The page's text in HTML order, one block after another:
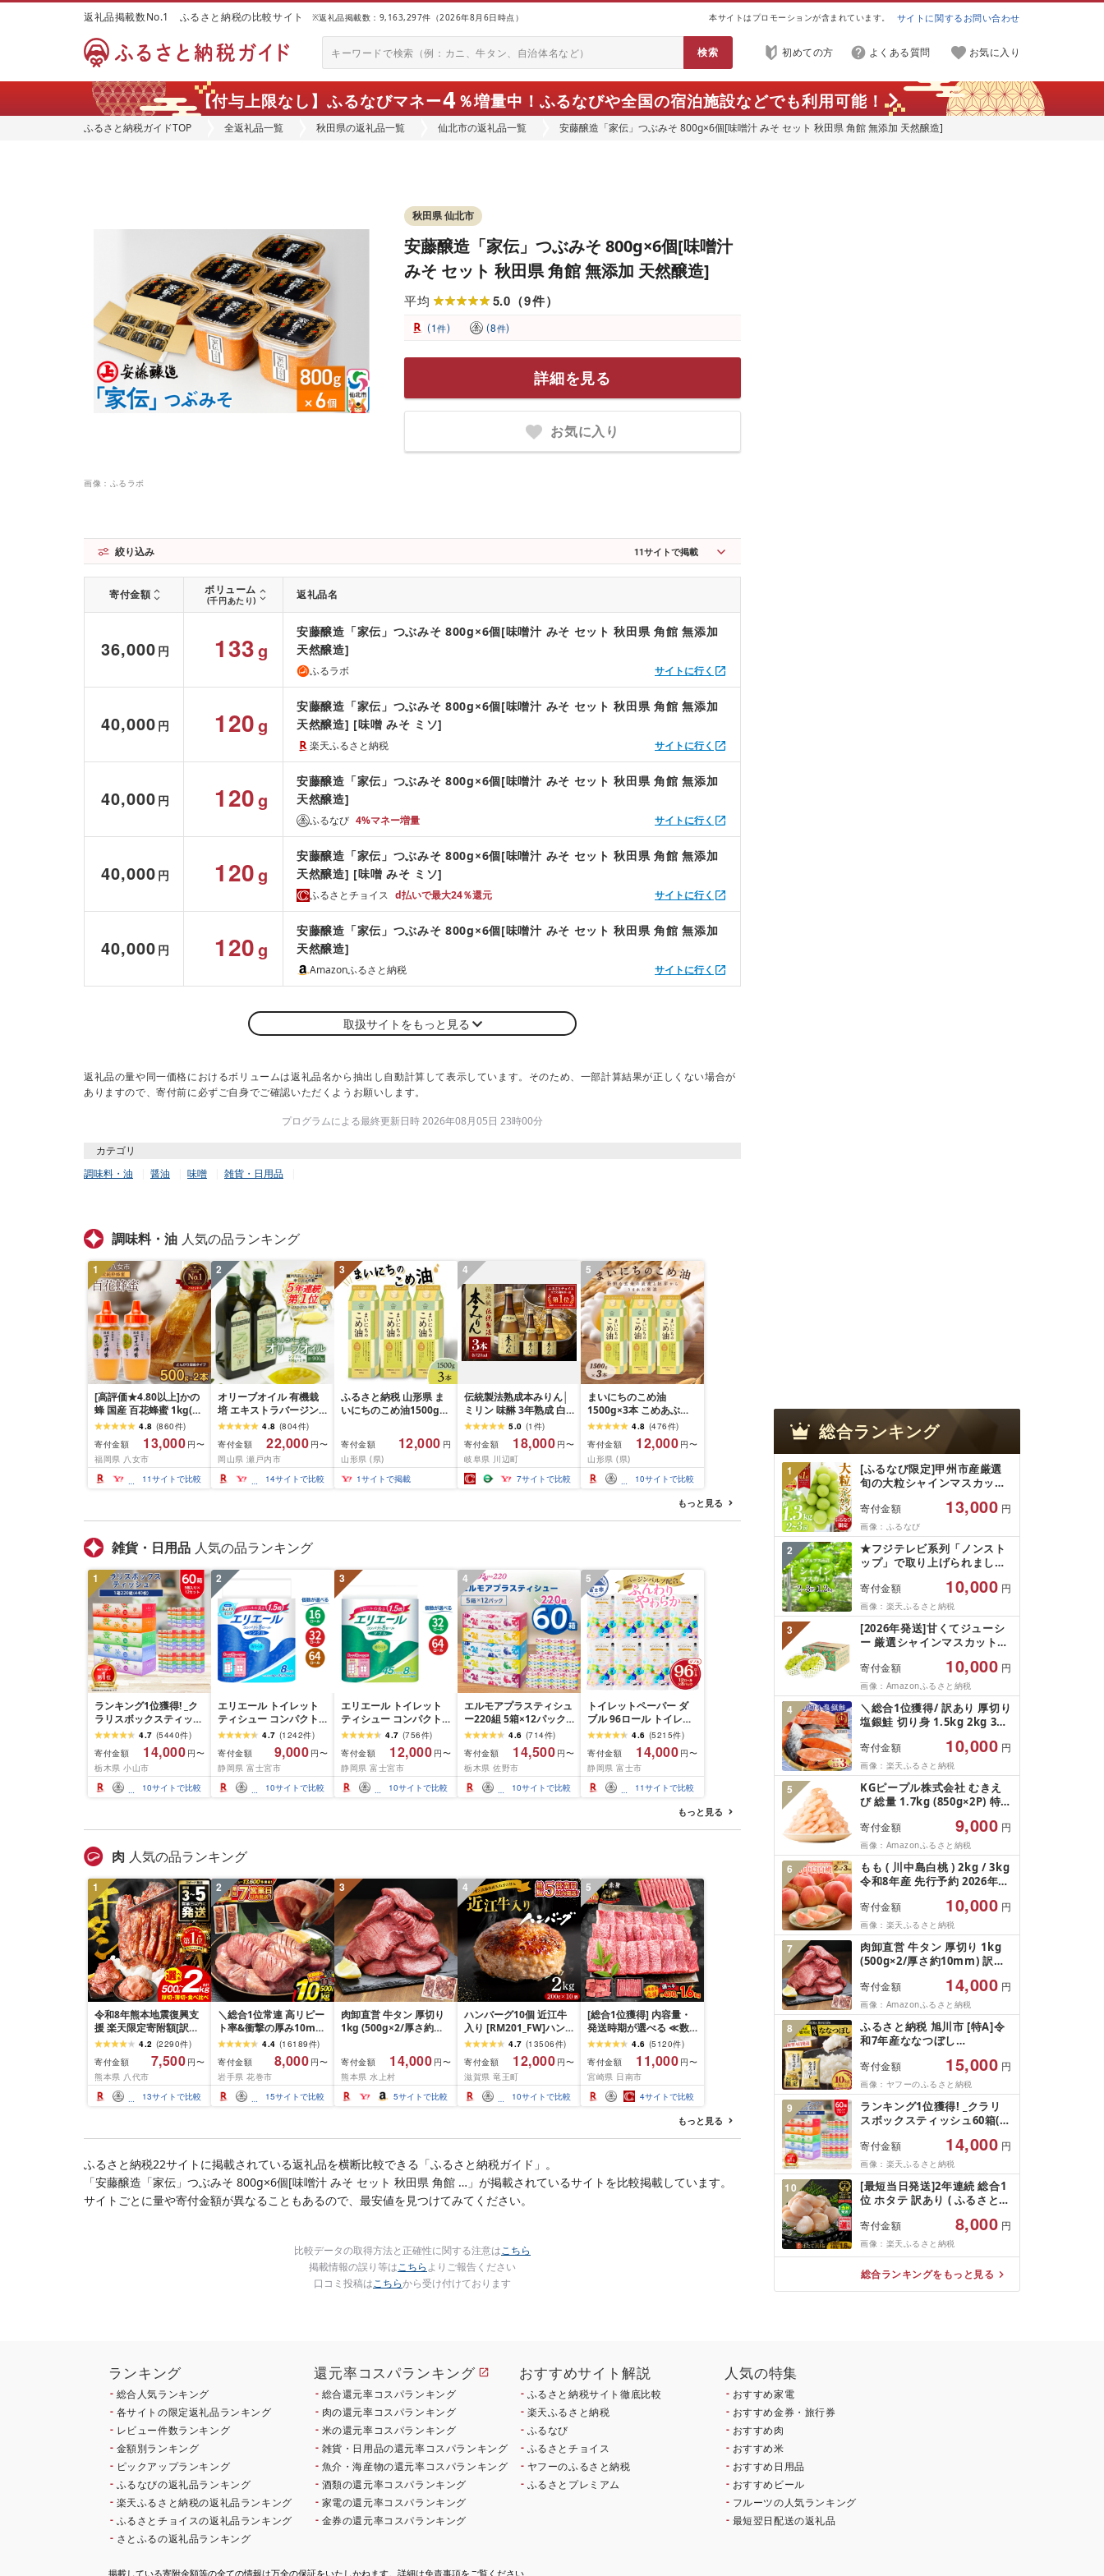
返礼品掲載数No.1 ふるさと納税の比較サイト ※返礼品掲載数：9,163,297件（2026年8月6日時点） 本サイトはプロモーションが含まれています。 サイトに関するお問い合わせ
初めての方 よくある質問 お気に入り
【付与上限なし】ふるなびマネー4％増量中！ ふるなびや全国の宿泊施設などでも利用可能！
ふるさと納税ガイドTOP 全返礼品一覧 秋田県の返礼品一覧 仙北市の返礼品一覧 安藤醸造「家伝」つぶみそ 800g×6個[味噌汁 みそ セット 秋田県 角館 無添加 天然醸造]
画像：ふるラボ
秋田県 仙北市
安藤醸造「家伝」つぶみそ 800g×6個[味噌汁
みそ セット 秋田県 角館 無添加 天然醸造]
平均 5.0 （9件）
(1件) (8件)
詳細を見る
お気に入り
絞り込み 11サイトで掲載
寄付金額 ボリューム
(千円あたり) 返礼品名
36,000 円 133g
ふるラボ
安藤醸造「家伝」つぶみそ 800g×6個[味噌汁 みそ セット 秋田県 角館 無添加
天然醸造]
サイトに行く
40,000 円 120g
楽天ふるさと納税
安藤醸造「家伝」つぶみそ 800g×6個[味噌汁 みそ セット 秋田県 角館 無添加
天然醸造] [味噌 みそ ミソ]
サイトに行く
40,000 円 120g
ふるなび
安藤醸造「家伝」つぶみそ 800g×6個[味噌汁 みそ セット 秋田県 角館 無添加
天然醸造]
4%マネー増量 サイトに行く
40,000 円 120g
ふるさとチョイス
安藤醸造「家伝」つぶみそ 800g×6個[味噌汁 みそ セット 秋田県 角館 無添加
天然醸造] [味噌 みそ ミソ]
d払いで最大24％還元 サイトに行く
40,000 円 120g
Amazonふるさと納税
安藤醸造「家伝」つぶみそ 800g×6個[味噌汁 みそ セット 秋田県 角館 無添加
天然醸造]
サイトに行く
取扱サイトをもっと見る
返礼品の量や同一価格におけるボリュームは返礼品名から抽出し自動計算して表示しています。そのため、一部計算結果が正しくない場合が
ありますので、寄付前に必ずご自身でご確認いただくようお願いします。
プログラムによる最終更新日時 2026年08月05日 23時00分
カテゴリ
調味料・油
醤油 味噌 雑貨・日用品
調味料・油 人気の品ランキング
1
[高評価★4.80以上]かの
蜂 国産 百花蜂蜜 1kg(と
んがり容器500g×2本)養
蜂一筋60年自慢の一品
ハチミツ 非加熱 純粋は
ちみつ ハニー 防災グッ
ズ 常温 保存 備蓄 防災食
非常食 保存食 はちみつ
4.8 (860件)
寄付金額
13,000 円〜
福岡県 八女市
11サイトで比較
2
オリーブオイル 有機栽
培 エキストラバージン
オリーブ オイル シング
ル 2本 セット オーガニ
ック 調味料 油 オリーブ
油 食用油 ギフト 人気 サ
ラダ ドレッシング パス
4.8 (804件)
寄付金額
22,000 円〜
岡山県 瀬戸内市
14サイトで比較
3
ふるさと納税 山形県 ま
いにちのこめ油1500g×3
寄付金額 12,000 円
山形県 (県)
1サイトで掲載
4
伝統製法熟成本みりん│
ミリン 味醂 3年熟成 白
扇酒造 川辺 国産 米こう
じ もち米 米焼酎 調味料
料理 本格 厳選素材
5.0 (1 件)
寄付金額
18,000 円〜
岐阜県 川辺町
7サイトで比較
5
まいにちのこめ油
1500g×3本 こめあぶら
米油 コメ油 揚げ物 炒め
物 サラダ 山形県 食用油
食用オイル 調理油 油 食
品 山形県
4.8 (476件)
寄付金額
12,000 円〜
山形県 (県)
10サイトで比較
もっと見る
雑貨・日用品 人気の品ランキング
1
ランキング1位獲得! _ク
ラリスボックスティッシ
ュ60箱(1箱220組(440
枚))(5個入り×12セット)_
ティッシュ ティッシュ
ペーパー 日用品 常備品
生活用品 まとめ買い [配
送不可地域:離島・沖縄
4.7 (5440件)
寄付金額
14,000 円〜
栃木県 小山市
10サイトで比較
2
エリエール トイレット
ティシュー コンパクト
シングル [個数が選べ
る:16・32・64 ロール]
1.5倍巻 82.5m トイレッ
トペーパー シングル パ
ルプ100% 香りつき 日用
品 消耗品 備蓄 ふるさと
4.7 (1242件)
寄付金額
9,000 円〜
静岡県 富士宮市
10サイトで比較
3
エリエール トイレット
ティシュー コンパクト
ダブル [選べるロール
数:32・64 ロール] 1.5倍
巻 45m トイレットペー
パー ダブル パルプ100%
香りつき 日用品 消耗品
備蓄 ふるさと納税 ふる
4.7 (756件)
寄付金額
12,000 円〜
静岡県 富士宮市
10サイトで比較
4
エルモアプラスティシュ
ー220組 5箱×12パック
(60箱)[離島・沖縄県不
可]_ ティッシュ ティッ
シュペーパー 日用品 消
耗品 まとめ買い 常備品
生活用品 ボックスティ
ッシュ [配送不可地域:離
4.6 (714件)
寄付金額
14,500 円〜
栃木県 佐野市
10サイトで比較
5
トイレットペーパー ダ
ブル 96ロール トイレッ
ト[sf002-122]
4.6 (5215件)
寄付金額
14,000 円〜
静岡県 富士市
11サイトで比較
もっと見る
肉 人気の品ランキング
1
令和8年熊本地震復興支
援 楽天限定寄附額[訳あ
り]牛タン 500g〜2kg 肉
牛肉 訳あり 牛タン 冷凍
小分け 厚切り 薄切り 食
べ比べ 500g 1kg 1.5kg
2kg 牛 人気 ビーフ 牛た
ん ふるさと納税 ランキ
4.2 (2290件)
寄付金額
7,500 円〜
熊本県 八代市
13サイトで比較
2
＼総合1位常連 高リピー
ト率&衝撃の厚み10mm
厚切り牛タン 塩味/ ≪ス
ピード発送!!10営業日以
内発送≫ 選べる内容量
500g / 1kg 定期便 毎月
届く 牛肉 肉 BBQ ふるさ
と 人気 ランキング 岩手
4.4 (16189件)
寄付金額
8,000 円〜
岩手県 花巻市
15サイトで比較
3
肉卸直営 牛タン 厚切り
1kg (500g×2/厚さ約
牛肉 焼肉 冷凍 スライス
業務用 バーベキュー
BBQ おつまみ ギフト お
祝い お中元 夏ギフト
寄付金額 14,000 円〜
熊本県 水上村
5サイトで比較
4
ハンバーグ10個 近江牛
入り [RM201_FW]ハン
バーグ
4.7 (13506件)
寄付金額
12,000 円〜
滋賀県 竜王町
10サイトで比較
5
[総合1位獲得] 内容量・
発送時期が選べる ≪数
量限定≫ 宮崎牛 赤身 ス
ライス 焼肉 国産 肉 牛肉
薄切り 黒毛和牛 A4 A5
人気 小分け 焼き肉 すき
焼き しゃぶしゃぶ 牛丼
BBQ ギフト 贈り物 おす
すめ 畜産農家応援 ミヤ
4.6 (5120件)
寄付金額
11,000 円〜
宮崎県 日南市
4サイトで比較
もっと見る
ふるさと納税22サイトに掲載されている返礼品を横断比較できる「ふるさと納税ガイド」。
「安藤醸造「家伝」つぶみそ 800g×6個[味噌汁 みそ セット 秋田県 角館 …」が掲載されているサイトを比較掲載しています。
サイトごとに量や寄付金額が異なることもあるので、最安値を見つけてみてください。
比較データの取得方法と正確性に関する注意はこちら
掲載情報の誤り等はこちらよりご報告ください
口コミ投稿はこちらから受け付けております
総合ランキング
1
[ふるなび限定]甲州市産厳選
旬の大粒シャインマスカット
(MG)B12-472 FN-Limited-
VO シャインマスカット フル
ーツ
寄付金額 13,000 円
画像：ふるなび
2
★フジテレビ系列「ノンスト
ップ」で取り上げられました!
ルプス市産シャインマスカッ
ト1.2kg以上(2〜3房)ふるさと
納税 おすすめ 山梨県 南アル
プス市 送料無料 AL
寄付金額 10,000 円
画像：楽天ふるさと納税
3
[2026年発送]甘くてジューシ
ー 厳選シャインマスカット
日)から10月下旬までの発送)
フルーツ ぶどう 果物 山梨県
産 2026 旬 大粒 高級 ブドウ
葡萄 富士吉田市
寄付金額 10,000 円
画像：Amazonふるさと納税
4
＼総合1位獲得/ 訳あり 厚切り
塩銀鮭 切り身 1.5kg 2kg 3kg
さけ しゃけ サーモン 魚 魚介
類 魚介 魚貝 水産 海鮮 海産物
冷凍 厚切 肉 厚 塩鮭 銀鮭 ふ
るさと 送料無料 切身 規格外
千葉県 銚子市 銚子東洋
寄付金額 10,000 円
画像：楽天ふるさと納税
5
KGピープル株式会社 むきえ
び 総量 1.7kg (850g×2P) 特大
凍結 下処理不要 サイズ不揃い
訳あり
寄付金額 9,000 円
画像：Amazonふるさと納税
6
もも ( 川中島白桃 ) 2kg / 3kg
令和8年産 先行予約 2026年
ツ 秀品 のし 贈答 ギフト おす
そ分け 期間限定 冷蔵便 送料
無料 産地直送 お取り寄せ [ 山
形県 天童市 ]
寄付金額 10,000 円
画像：楽天ふるさと納税
7
肉卸直営 牛タン 厚切り 1kg
(500g×2/厚さ約10mm) 訳あ
ライス 業務用 バーベキュー
BBQ おつまみ ギフト お祝い
お中元 夏ギフト
寄付金額 14,000 円
画像：Amazonふるさと納税
8
ふるさと納税 旭川市 [特A]令
和7年産ななつぼし
お米[さとふる限定]_05957
寄付金額 15,000 円
画像：ヤフーのふるさと納税
9
ランキング1位獲得! _クラリ
スボックスティッシュ60箱(1
セット)_ ティッシュ ティッシ
ュペーパー 日用品 常備品 生
活用品 まとめ買い [配送不可
地域:離島・沖縄県]
寄付金額 14,000 円
画像：楽天ふるさと納税
10
[最短当日発送]2年連続 総合1
位 ホタテ 訳あり ( ふるさと納
り 帆立 ふるさと わけあり ホ
タテ貝柱 貝 人気 不揃い 刺身
規格外 魚介 ランキング 海鮮
冷凍 発送時期が選べる 北海道
別海町 )(クラウドファンディ
寄付金額 8,000 円
画像：楽天ふるさと納税
総合ランキングをもっと見る
ランキング
総合人気ランキング
各サイトの限定返礼品ランキング
レビュー件数ランキング
金額別ランキング
ピックアップランキング
ふるなびの返礼品ランキング
楽天ふるさと納税の返礼品ランキング
ふるさとチョイスの返礼品ランキング
さとふるの返礼品ランキング
還元率コスパランキング
総合還元率コスパランキング
肉の還元率コスパランキング
米の還元率コスパランキング
雑貨・日用品の還元率コスパランキング
魚介・海産物の還元率コスパランキング
酒類の還元率コスパランキング
家電の還元率コスパランキング
金券の還元率コスパランキング
おすすめサイト解説
ふるさと納税サイト徹底比較
楽天ふるさと納税
ふるなび
ふるさとチョイス
ヤフーのふるさと納税
ふるさとプレミアム
人気の特集
おすすめ家電
おすすめ金券・旅行券
おすすめ肉
おすすめ米
おすすめ日用品
おすすめビール
フルーツの人気ランキング
最短翌日配送の返礼品
掲載している寄附金額等の全ての情報は万全の保証をいたしかねます。詳細は免責事項をご覧ください